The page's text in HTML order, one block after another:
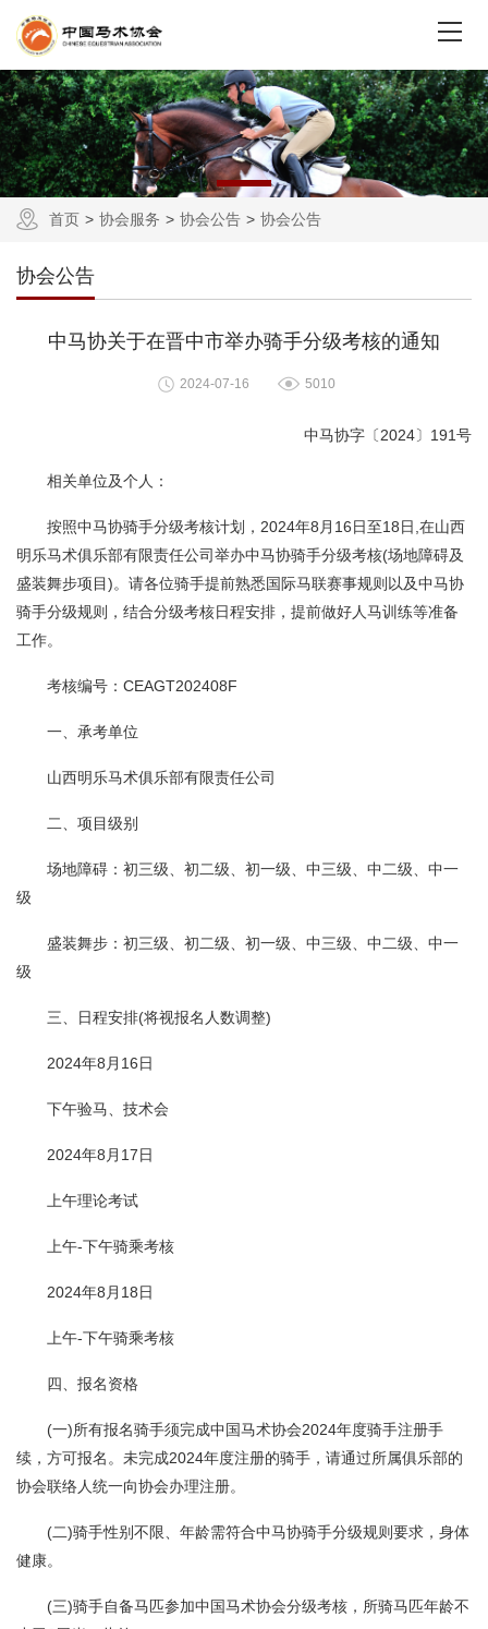
首页 协会服务 协会公告 协会公告
协会公告
中马协关于在晋中市举办骑手分级考核的通知
2024-07-16 5010
中马协字〔2024〕191号
相关单位及个人：
按照中马协骑手分级考核计划，2024年8月16日至18日,在山西
明乐马术俱乐部有限责任公司举办中马协骑手分级考核(场地障碍及
盛装舞步项目)。请各位骑手提前熟悉国际马联赛事规则以及中马协
骑手分级规则，结合分级考核日程安排，提前做好人马训练等准备
工作。
考核编号：CEAGT202408F
一、承考单位
山西明乐马术俱乐部有限责任公司
二、项目级别
场地障碍：初三级、初二级、初一级、中三级、中二级、中一
级
盛装舞步：初三级、初二级、初一级、中三级、中二级、中一
级
三、日程安排(将视报名人数调整)
2024年8月16日
下午验马、技术会
2024年8月17日
上午理论考试
上午-下午骑乘考核
2024年8月18日
上午-下午骑乘考核
四、报名资格
(一)所有报名骑手须完成中国马术协会2024年度骑手注册手
续，方可报名。未完成2024年度注册的骑手，请通过所属俱乐部的
协会联络人统一向协会办理注册。
(二)骑手性别不限、年龄需符合中马协骑手分级规则要求，身体
健康。
(三)骑手自备马匹参加中国马术协会分级考核，所骑马匹年龄不